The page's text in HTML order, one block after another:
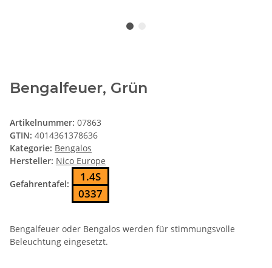
Bengalfeuer, Grün
Artikelnummer: 07863
GTIN: 4014361378636
Kategorie: Bengalos
Hersteller: Nico Europe
Gefahrentafel:
1.4S
0337
Bengalfeuer oder Bengalos werden für stimmungsvolle
Beleuchtung eingesetzt.